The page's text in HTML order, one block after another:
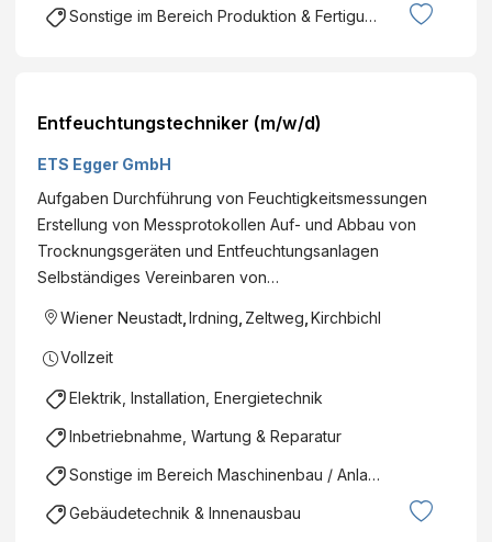
Sonstige im Bereich Produktion & Fertigung
Entfeuchtungstechniker (m/w/d)
ETS Egger GmbH
Aufgaben Durchführung von Feuchtigkeitsmessungen
Erstellung von Messprotokollen Auf- und Abbau von
Trocknungsgeräten und Entfeuchtungsanlagen
Selbständiges Vereinbaren von…
Wiener Neustadt Irdning Zeltweg Kirchbichl
Vollzeit
Elektrik, Installation, Energietechnik
Inbetriebnahme, Wartung & Reparatur
Sonstige im Bereich Maschinenbau / Anlagenbau
Gebäudetechnik & Innenausbau